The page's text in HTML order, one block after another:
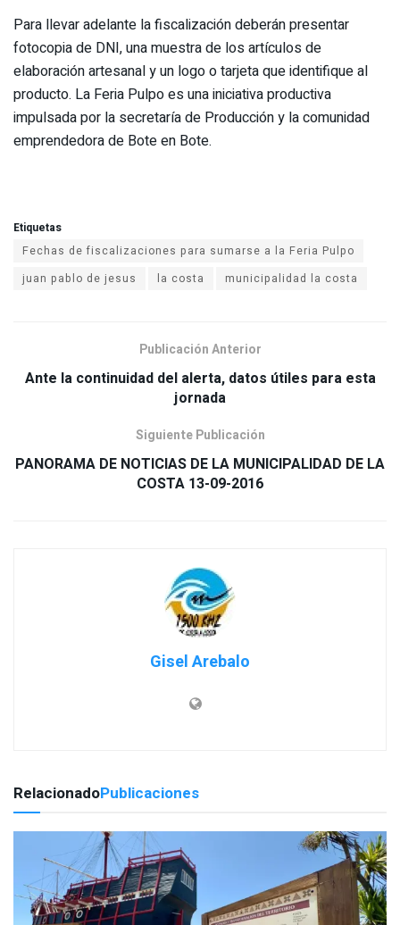
Para llevar adelante la fiscalización deberán presentar
fotocopia de DNI, una muestra de los artículos de
elaboración artesanal y un logo o tarjeta que identifique al
producto. La Feria Pulpo es una iniciativa productiva
impulsada por la secretaría de Producción y la comunidad
emprendedora de Bote en Bote.
Etiquetas
Fechas de fiscalizaciones para sumarse a la Feria Pulpo
juan pablo de jesus
la costa municipalidad la costa
Publicación Anterior
Ante la continuidad del alerta, datos útiles para esta
Siguiente Publicación
PANORAMA DE NOTICIAS DE LA MUNICIPALIDAD DE LA
COSTA 13-09-2016
Gisel Arebalo
RelacionadoPublicaciones